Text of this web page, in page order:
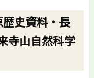
史資料・長
寺山自然科学